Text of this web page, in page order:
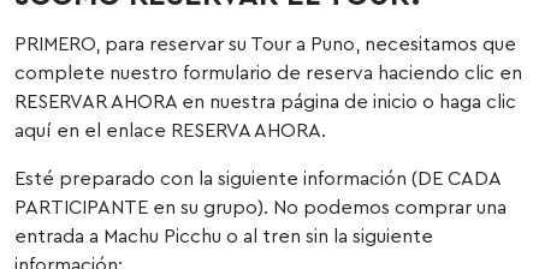
PRIMERO, para reservar su Tour a Puno, necesitamos que
complete nuestro formulario de reserva haciendo clic en
RESERVAR AHORA en nuestra página de inicio o haga clic
aquí en el enlace RESERVA AHORA.
Esté preparado con la siguiente información (DE CADA
PARTICIPANTE en su grupo). No podemos comprar una
entrada a Machu Picchu o al tren sin la siguiente